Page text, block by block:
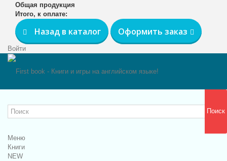
Общая продукция
Итого, к оплате:
Назад в каталог Оформить заказ
Войти
Поиск
Меню
Книги
NEW